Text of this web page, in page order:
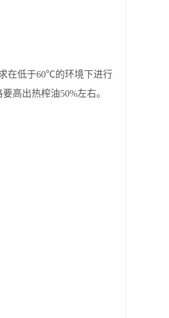
在低于60℃的环境下进行
高出热榨油50%左右。